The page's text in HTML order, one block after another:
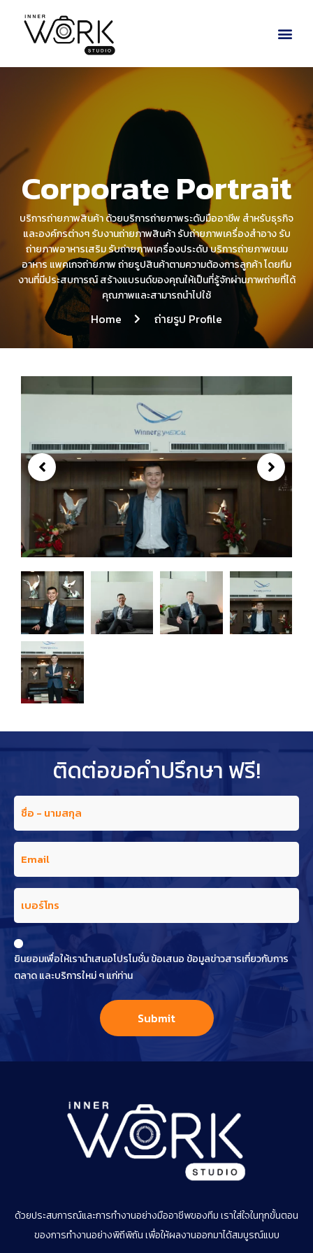
Corporate Portrait
บริการถ่ายภาพสินค้า ด้วยบริการถ่ายภาพระดับมืออาชีพ สำหรับธุรกิจ
และองค์กรต่างๆ รับงานถ่ายภาพสินค้า รับถ่ายภาพเครื่องสำอาง รับ
ถ่ายภาพอาหารเสริม รับถ่ายภาพเครื่องประดับ บริการถ่ายภาพขนม
อาหาร แพคเกจถ่ายภาพ ถ่ายรูปสินค้าตามความต้องการลูกค้า โดยทีม
งานที่มีประสบการณ์ สร้างแบรนด์ของคุณให้เป็นที่รู้จักผ่านภาพถ่ายที่ได้
คุณภาพและสามารถนำไปใช้
Home ถ่ายรูป Profile
ติดต่อขอคำปรึกษา ฟรี!
ยินยอมเพื่อให้เรานำเสนอโปรโมชั่น ข้อเสนอ ข้อมูลข่าวสารเกี่ยวกับการ
ตลาด และบริการใหม่ ๆ แก่ท่าน
ด้วยประสบการณ์และการทำงานอย่างมืออาชีพของทีม เราใส่ใจในทุกขั้นตอน
ของการทำงานอย่างพิถีพิถัน เพื่อให้ผลงานออกมาได้สมบูรณ์แบบ